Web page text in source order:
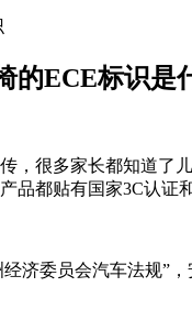
的ECE标识是
，很多家长都知道了
品都贴有国家3C认证
经济委员会汽车法规”